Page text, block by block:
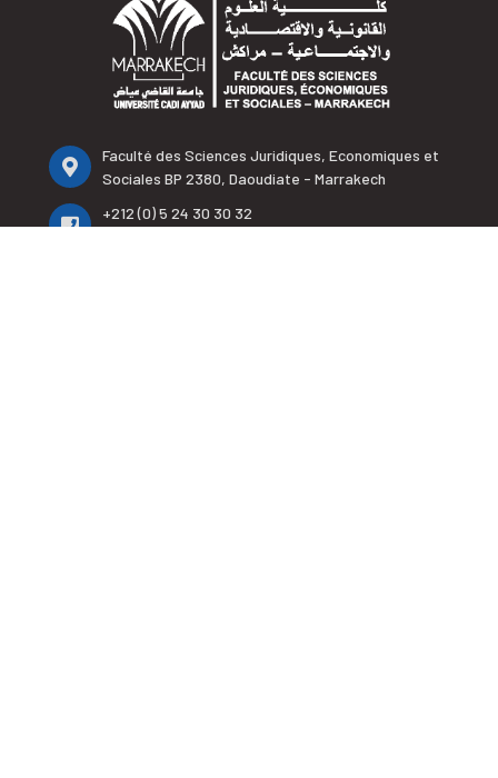
Faculté des Sciences Juridiques, Economiques et
Sociales BP 2380, Daoudiate - Marrakech
+212 (0) 5 24 30 30 32